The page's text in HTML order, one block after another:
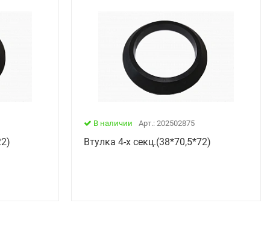
В наличии Арт.: 202502875
Втулка 4-х секц.(38*70,5*72)